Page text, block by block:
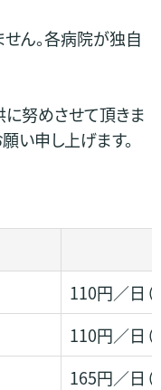
せん。各病院が独自
努めさせて頂きま
い申し上げます。
110円／日（
110円／日（
165円／日（